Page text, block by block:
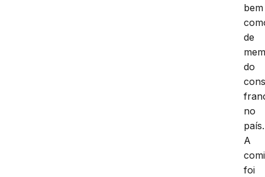
bem
de
do
no
país.
A
foi